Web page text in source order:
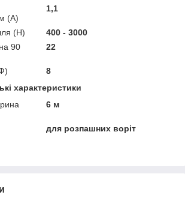
(А)
1,1
(Н)
400 - 3000
90
22
8
характеристики
6 м
для розпашних воріт